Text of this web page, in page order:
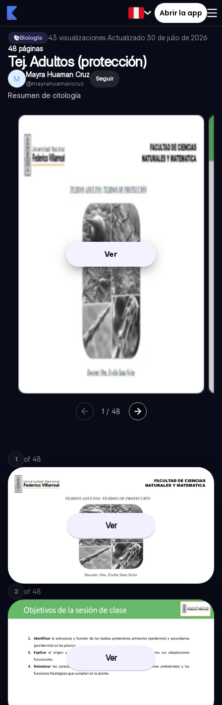
Abrir la app
Biología 43 visualizaciones·Actualizado 30 de julio de 2026·
48 páginas
Tej. Adultos (protección)
M Mayra Huaman Cruz
@mayrahuamancruz
Seguir
Resumen de citología
Ver
1 / 48
1 of 48
Ver
2 of 48
Ver